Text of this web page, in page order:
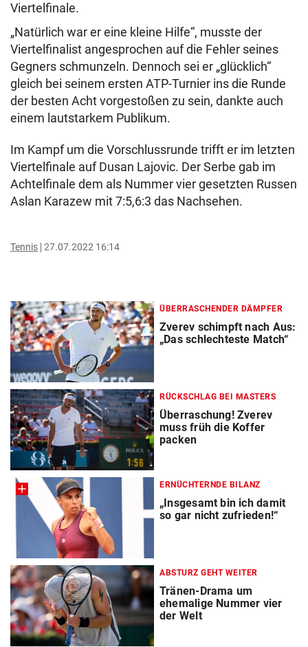
Viertelfinale.
„Natürlich war er eine kleine Hilfe“, musste der
Viertelfinalist angesprochen auf die Fehler seines
Gegners schmunzeln. Dennoch sei er „glücklich“
gleich bei seinem ersten ATP-Turnier ins die Runde
der besten Acht vorgestoßen zu sein, dankte auch
einem lautstarkem Publikum.
Im Kampf um die Vorschlussrunde trifft er im letzten
Viertelfinale auf Dusan Lajovic. Der Serbe gab im
Achtelfinale dem als Nummer vier gesetzten Russen
Aslan Karazew mit 7:5,6:3 das Nachsehen.
Tennis 27.07.2022 16:14
ÜBERRASCHENDER DÄMPFER
Zverev schimpft nach Aus:
„Das schlechteste Match“
RÜCKSCHLAG BEI MASTERS
Überraschung! Zverev
muss früh die Koffer
packen
ERNÜCHTERNDE BILANZ
„Insgesamt bin ich damit
so gar nicht zufrieden!“
ABSTURZ GEHT WEITER
Tränen-Drama um
ehemalige Nummer vier
der Welt